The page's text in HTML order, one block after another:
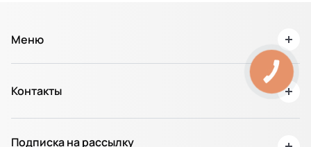
Меню
О нас
Доставка и Оплата
Возврат товара / Гарантия
Партнерам
Контакты
+38 067 311 50 75
Подписка на рассылку
КНОПКА
ЗВ'ЯЗКУ